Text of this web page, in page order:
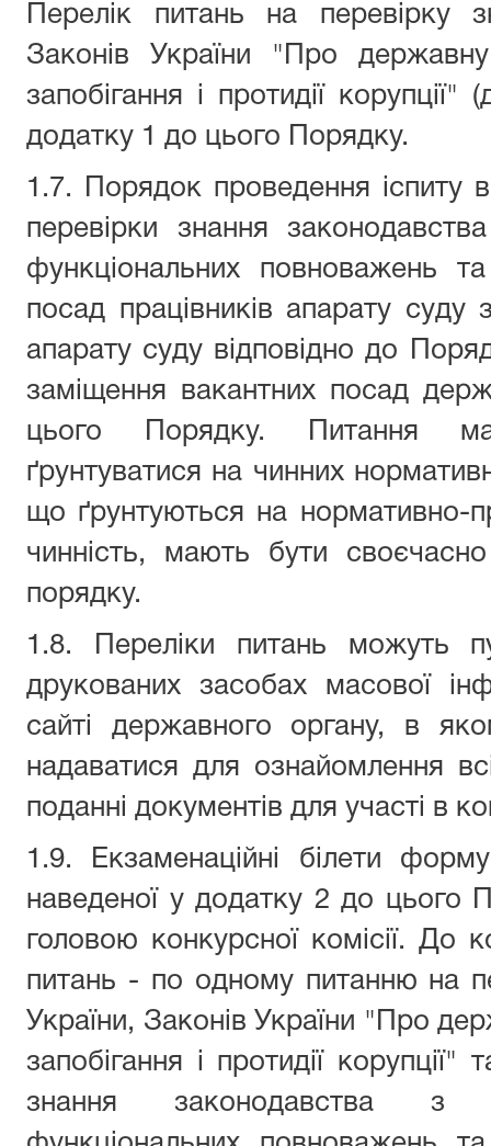
Перелік питань на перевірку
Законів України "Про
запобігання і протидії
додатку 1 до цього
орядку.
1.7. Порядок проведення іспиту
перевірки знання
функціональних повноважень
посад працівників апарату суду
апарату суду відповідно до
заміщення вакантних посад
цього
орядку. Питання
ґрунтуватися на чинних
що ґрунтуються на нормативно-
чинність, мають бути
порядку.
1.8. Переліки питань можуть
друкованих засобах масової
сайті державного органу, в
надаватися для ознайомлення
поданні документів для участі в
1.9. Екзаменаційні білети
наведеної у додатку 2 до цього
головою конкурсної комісії. До
питань - по одному питанню на
України, Законів України "Про
запобігання і протидії
знання законодавства з